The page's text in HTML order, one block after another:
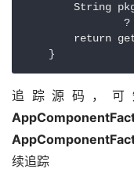
String
return
    }
追踪源码，
续追踪